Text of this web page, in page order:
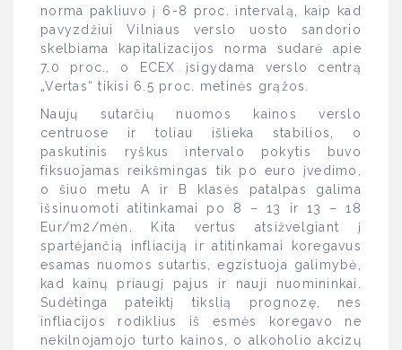
norma pakliuvo į 6-8 proc. intervalą, kaip kad
pavyzdžiui Vilniaus verslo uosto sandorio
skelbiama kapitalizacijos norma sudarė apie
7.0 proc., o ECEX įsigydama verslo centrą
„Vertas“ tikisi 6.5 proc. metinės grąžos.
Naujų sutarčių nuomos kainos verslo
centruose ir toliau išlieka stabilios, o
paskutinis ryškus intervalo pokytis buvo
fiksuojamas reikšmingas tik po euro įvedimo,
o šiuo metu A ir B klasės patalpas galima
išsinuomoti atitinkamai po 8 – 13 ir 13 – 18
Eur/m2/mėn. Kita vertus atsižvelgiant į
spartėjančią infliaciją ir atitinkamai koregavus
esamas nuomos sutartis, egzistuoja galimybė,
kad kainų priaugį pajus ir nauji nuomininkai.
Sudėtinga pateiktį tikslią prognozę, nes
infliacijos rodiklius iš esmės koregavo ne
nekilnojamojo turto kainos, o alkoholio akcizų